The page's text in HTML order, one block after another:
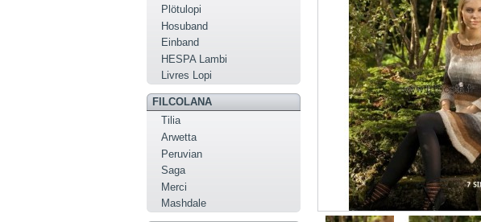
Plötulopi
Hosuband
Einband
HESPA Lambi
Livres Lopi
FILCOLANA
Tilia
Arwetta
Peruvian
Saga
Merci
Mashdale